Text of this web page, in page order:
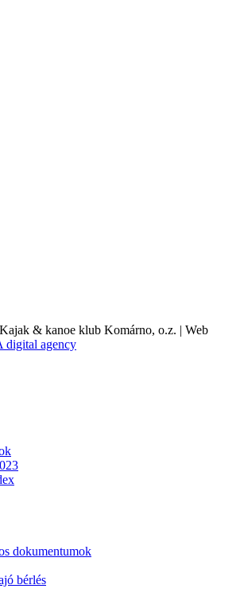
& kanoe klub Komárno, o.z. | Web
digital agency
dokumentumok
bérlés